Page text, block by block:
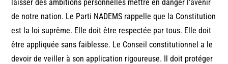
laisser des ambitions personnelles mettre en danger l’avenir
de notre nation. Le Parti NADEMS rappelle que la Constitution
est la loi suprême. Elle doit être respectée par tous. Elle doit
être appliquée sans faiblesse. Le Conseil constitutionnel a le
devoir de veiller à son application rigoureuse. Il doit protéger